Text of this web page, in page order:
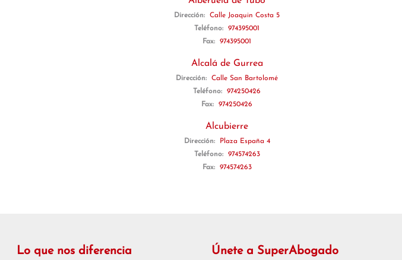
Dirección:
Calle Joaquin Costa 5
Teléfono:
974395001
Fax:
974395001
Alcalá de Gurrea
Dirección:
Calle San Bartolomé
Teléfono:
974250426
Fax:
974250426
Alcubierre
Dirección:
Plaza España 4
Teléfono:
974574263
Fax:
974574263
Lo que nos diferencia Únete a SuperAbogado